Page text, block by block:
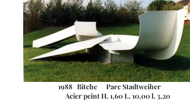
1988 Bitche Parc Stadtweiher
Acier peint H. 1,60 L. 10,00 l. 3,20